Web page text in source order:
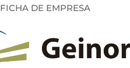
FICHA DE EMPRESA